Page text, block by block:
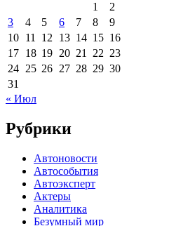
1
2
3
4 5 6 7 8
9
10 11 12 13 14 15 16
17 18 19 20 21 22 23
24 25 26 27 28 29 30
31
« Июл
Рубрики
Автоновости
Автособытия
Автоэксперт
Актеры
Аналитика
Безумный мир